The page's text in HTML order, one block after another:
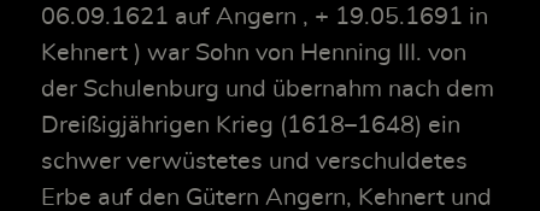
06.09.1621 auf Angern , + 19.05.1691 in
Kehnert ) war Sohn von Henning III. von
der Schulenburg und übernahm nach dem
Dreißigjährigen Krieg (1618–1648) ein
schwer verwüstetes und verschuldetes
Erbe auf den Gütern Angern, Kehnert und